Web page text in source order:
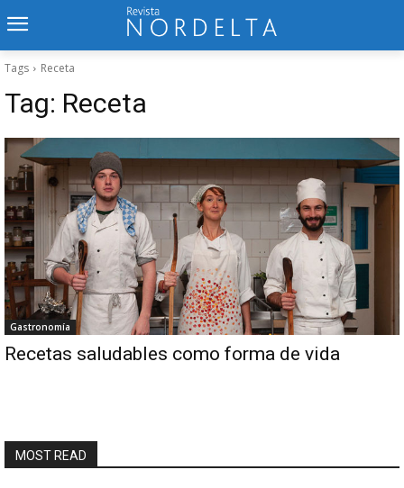
Tags Receta
Tag: Receta
Gastronomía
Recetas saludables como forma de vida
MOST READ